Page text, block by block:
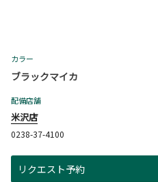
カラー
ブラックマイカ
配備店舗
米沢店
0238-37-4100
リクエスト予約